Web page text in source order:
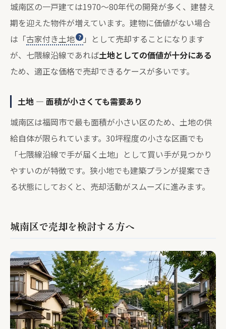
城南区の一戸建ては1970〜80年代の開発が多く、建替え
期を迎えた物件が増えています。建物に価値がない場合
は「古家付き土地
」として売却することになります
が、七隈線沿線であれば土地としての価値が十分にある
ため、適正な価格で売却できるケースが多いです。
土地 — 面積が小さくても需要あり
城南区は福岡市で最も面積が小さい区のため、土地の供
給自体が限られています。30坪程度の小さな区画でも
「七隈線沿線で手が届く土地」として買い手が見つかり
やすいのが特徴です。狭小地でも建築プランが提案でき
る状態にしておくと、売却活動がスムーズに進みます。
城南区で売却を検討する方へ